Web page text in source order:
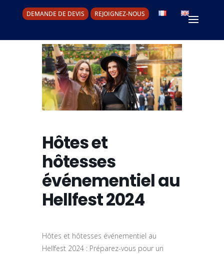
DEMANDE DE DEVIS REJOIGNEZ-NOUS
Hôtes et
hôtesses
événementiel au
Hellfest 2024
Hôtes et hôtesses événementiel au
Hellfest 2024 : Préparez-vous pour un